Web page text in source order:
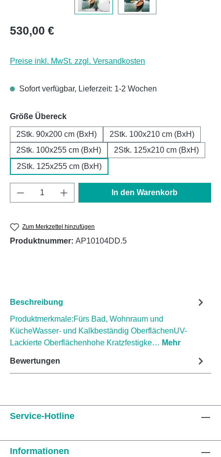
Regulärer Preis:
530,00 €
Preise inkl. MwSt. zzgl. Versandkosten
Sofort verfügbar, Lieferzeit: 1-2 Wochen
Größe Übereckauswählen
2Stk. 90x200 cm (BxH)
2Stk. 100x210 cm (BxH)
2Stk. 100x255 cm (BxH)
2Stk. 125x210 cm (BxH)
2Stk. 125x255 cm (BxH)
Produkt Anzahl: Gib den gewünschten
In den Warenkorb
Zum Merkzettel hinzufügen
Produktnummer: AP10104DD.5
Beschreibung
Produktmerkmale:Fürs Bad, Wohnraum und
KücheWasser- und Kalkbeständig OberflächenUV-
Lackierte Oberflächenhohe Kratzfestigke… Mehr
Bewertungen
Service-Hotline
Informationen